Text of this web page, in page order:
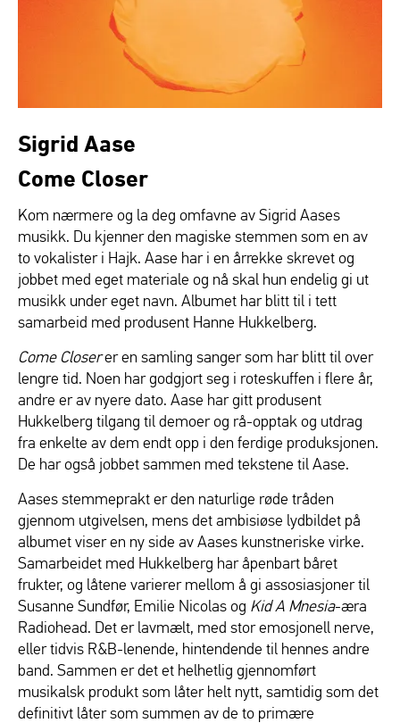
Sigrid Aase
Come Closer
Kom nærmere og la deg omfavne av Sigrid Aases
musikk. Du kjenner den magiske stemmen som en av
to vokalister i Hajk. Aase har i en årrekke skrevet og
jobbet med eget materiale og nå skal hun endelig gi ut
musikk under eget navn. Albumet har blitt til i tett
samarbeid med produsent Hanne Hukkelberg.
Come Closerer en samling sanger som har blitt til over
lengre tid. Noen har godgjort seg i roteskuffen i flere år,
andre er av nyere dato. Aase har gitt produsent
Hukkelberg tilgang til demoer og rå-opptak og utdrag
fra enkelte av dem endt opp i den ferdige produksjonen.
De har også jobbet sammen med tekstene til Aase.
Aases stemmeprakt er den naturlige røde tråden
gjennom utgivelsen, mens det ambisiøse lydbildet på
albumet viser en ny side av Aases kunstneriske virke.
Samarbeidet med Hukkelberg har åpenbart båret
frukter, og låtene varierer mellom å gi assosiasjoner til
Susanne Sundfør, Emilie Nicolas og Kid A Mnesia-æra
Radiohead. Det er lavmælt, med stor emosjonell nerve,
eller tidvis R&B-lenende, hintendende til hennes andre
band. Sammen er det et helhetlig gjennomført
musikalsk produkt som låter helt nytt, samtidig som det
definitivt låter som summen av de to primære